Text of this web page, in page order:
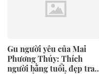
Gu người yêu của Mai
Phương Thúy: Thích
người bằng tuổi, đẹp trai,